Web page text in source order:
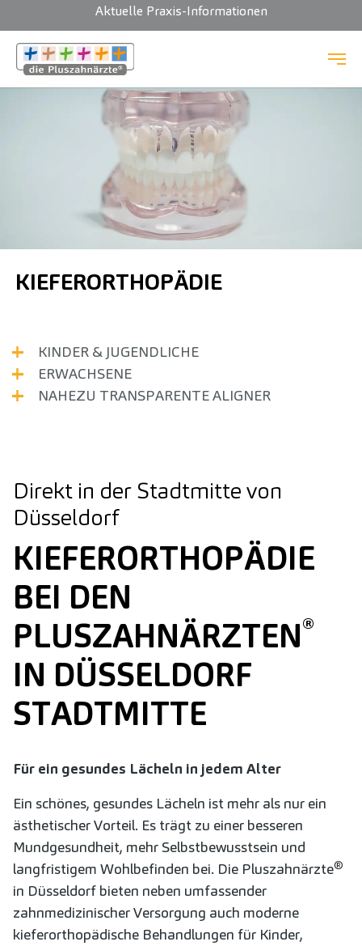
Zum Hauptinhalt springen
Aktuelle Praxis-Informationen
KIEFERORTHOPÄDIE
KINDER & JUGENDLICHE
ERWACHSENE
NAHEZU TRANSPARENTE ALIGNER
Direkt in der Stadtmitte von
Düsseldorf
KIEFERORTHOPÄDIE
BEI DEN
PLUSZAHNÄRZTEN®
IN DÜSSELDORF
STADTMITTE
Für ein gesundes Lächeln in jedem Alter
Ein schönes, gesundes Lächeln ist mehr als nur ein
ästhetischer Vorteil. Es trägt zu einer besseren
Mundgesundheit, mehr Selbstbewusstsein und
langfristigem Wohlbefinden bei. Die Pluszahnärzte®
in Düsseldorf bieten neben umfassender
zahnmedizinischer Versorgung auch moderne
kieferorthopädische Behandlungen für Kinder,